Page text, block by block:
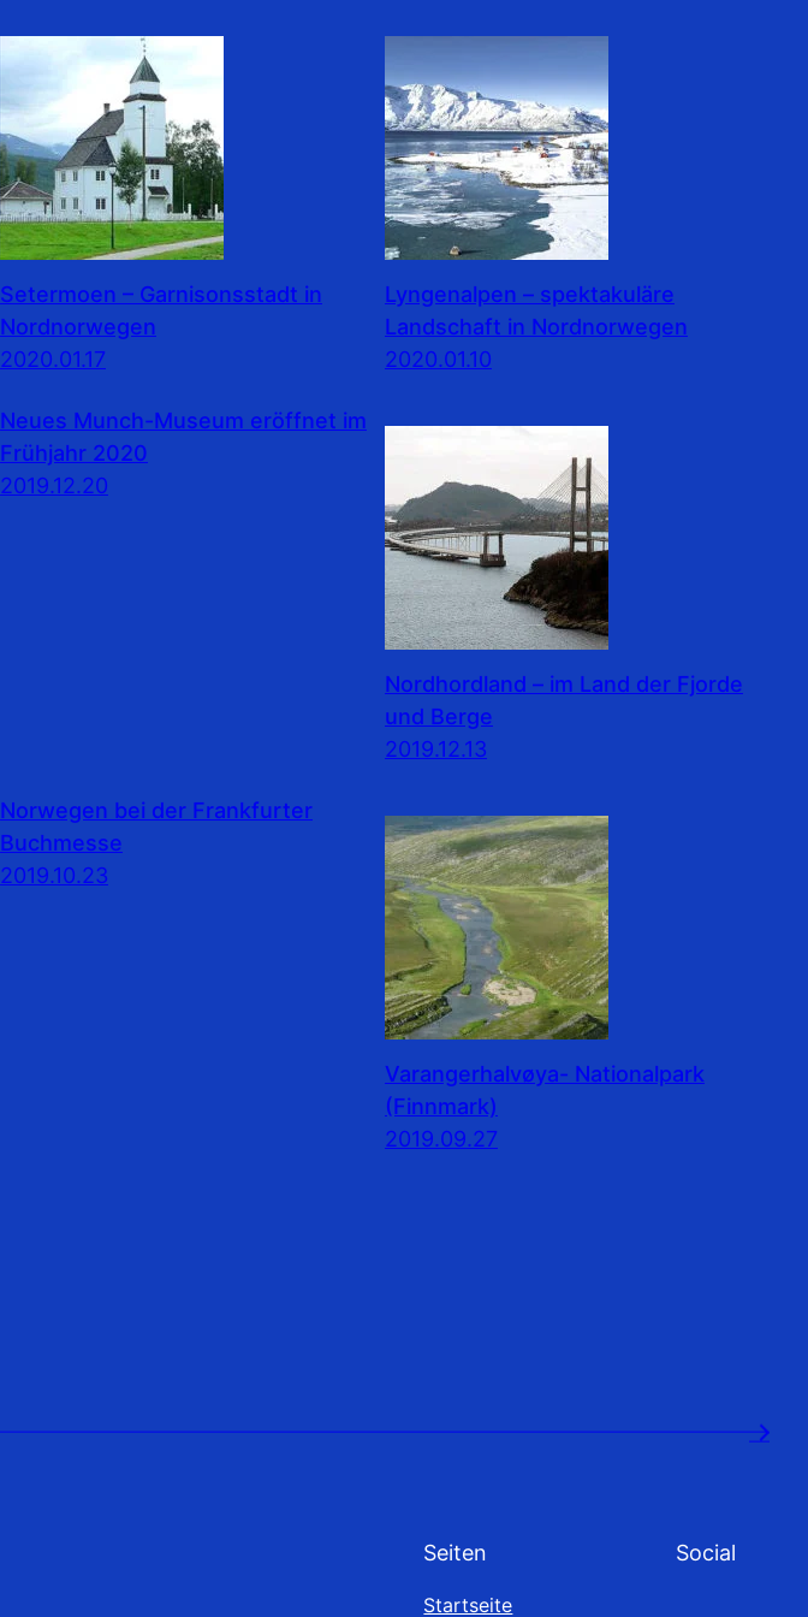
Setermoen – Garnisonsstadt in
Nordnorwegen
2020.01.17
Lyngenalpen – spektakuläre
Landschaft in Nordnorwegen
2020.01.10
Neues Munch-Museum eröffnet im
Frühjahr 2020
2019.12.20
Nordhordland – im Land der Fjorde
und Berge
2019.12.13
Norwegen bei der Frankfurter
Buchmesse
2019.10.23
Varangerhalvøya- Nationalpark
(Finnmark)
2019.09.27
→
Seiten
Startseite
Social